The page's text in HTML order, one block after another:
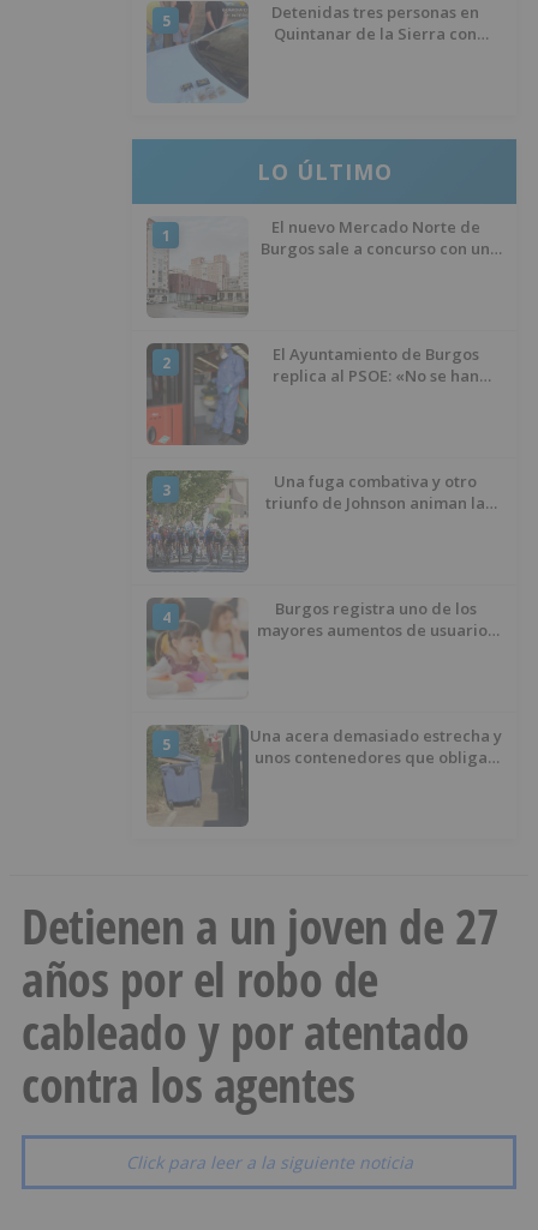
5
Detenidas tres personas en
Quintanar de la Sierra con
LO ÚLTIMO
1
El nuevo Mercado Norte de
Burgos sale a concurso con un
2
El Ayuntamiento de Burgos
replica al PSOE: «No se han
3
Una fuga combativa y otro
triunfo de Johnson animan la
4
Burgos registra uno de los
mayores aumentos de usuarios
5
Una acera demasiado estrecha y
unos contenedores que obligan
Detienen a un joven de 27
años por el robo de
cableado y por atentado
contra los agentes
Click para leer a la siguiente noticia